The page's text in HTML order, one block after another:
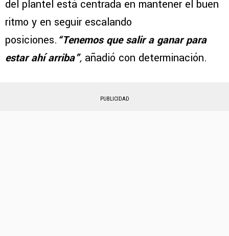
del plantel está centrada en mantener el buen
ritmo y en seguir escalando
posiciones. “Tenemos que salir a ganar para
estar ahí arriba”, añadió con determinación.
PUBLICIDAD